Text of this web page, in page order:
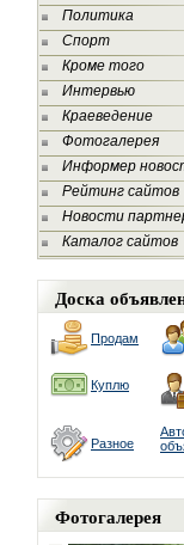
Политика
Спорт
Кроме того
Интервью
Краеведение
Фотогалерея
Информер
Рейтинг сайтов
Новости
Каталог сайтов
Доска
Продам
Куплю
Разное
Фотогалерея